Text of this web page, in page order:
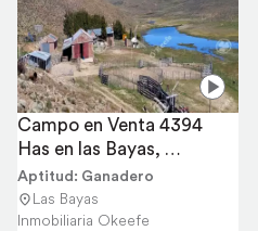
Campo en Venta 4394
Has en las Bayas,
Bariloche. Ganadero.
Aptitud: Ganadero
Las Bayas
Inmobiliaria Okeefe